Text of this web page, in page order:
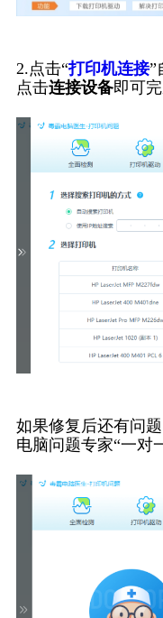
2.点击“打印机连接”
点击连接设备即可
如果修复后还有问
电脑问题专家“一对